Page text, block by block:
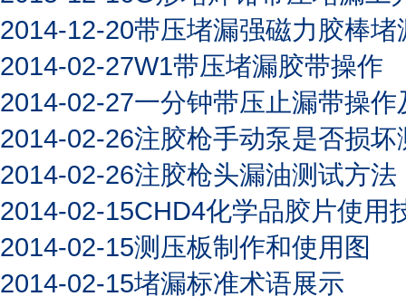
2014-12-20带压堵漏强磁力胶棒堵
2014-02-27W1带压堵漏胶带操作
2014-02-27一分钟带压止漏带操作
2014-02-26注胶枪手动泵是否损坏
2014-02-26注胶枪头漏油测试方法
2014-02-15CHD4化学品胶片使用
2014-02-15测压板制作和使用图
2014-02-15堵漏标准术语展示